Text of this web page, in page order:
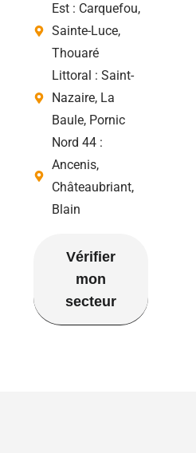
Est : Carquefou,
Sainte-Luce,
Thouaré
Littoral : Saint-
Nazaire, La
Baule, Pornic
Nord 44 :
Ancenis,
Châteaubriant,
Blain
Vérifier
mon
secteur